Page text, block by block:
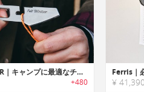
MUNCHER｜キャンプに最適なチタン製多機能ユーテンシル「マンチャー」
+480 ¥ 41,390